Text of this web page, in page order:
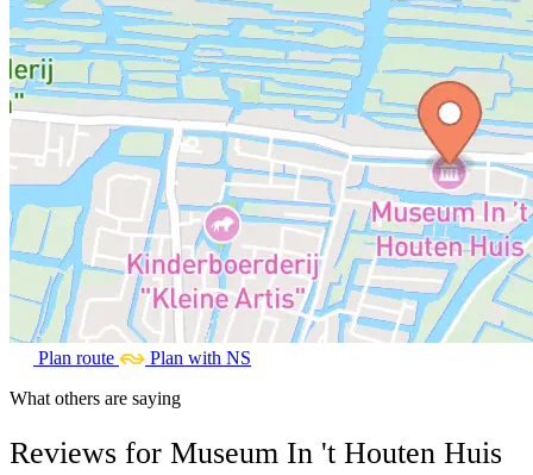
Plan route
Plan with NS
What others are saying
Reviews for Museum In 't Houten Huis